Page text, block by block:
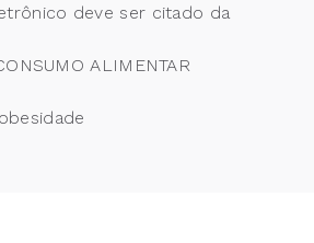
deve ser citado da
ALIMENTAR